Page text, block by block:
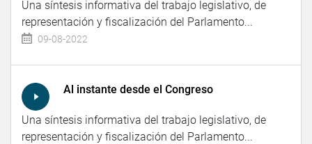
Una síntesis informativa del trabajo legislativo, de
representación y fiscalización del Parlamento...
09-08-2022
Al instante desde el Congreso
Una síntesis informativa del trabajo legislativo, de
representación y fiscalización del Parlamento...